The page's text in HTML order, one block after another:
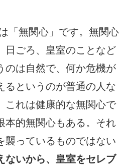
「無関心」です。無関心
日ごろ、皇室のことなど
のは自然で、何か危機が
るというのが普通の人な
これは健康的な無関心で
本的無関心もある。それ
襲っているものではない
ないから、皇室をセレブ